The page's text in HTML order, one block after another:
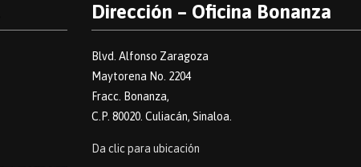
Dirección – Oficina Bonanza
Blvd. Alfonso Zaragoza
Maytorena No. 2204
Fracc. Bonanza,
C.P. 80020. Culiacán, Sinaloa.
Da clic para ubicación